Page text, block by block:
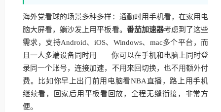
海外党看球的场景多种多样：通勤时用手机看，在家用电
脑大屏看，躺沙发上用平板看。 番茄加速器考虑到了这些
需求，支持Android、iOS、Windows、mac多个平台，而
且一人多端设备同时用——你可以在手机和电脑上同时登
录同一个账号，连接加速，不用来回切换，也不用额外付
费。比如你早上出门前用电脑看NBA直播，路上用手机
继续看，回家后用平板看回放，全程无缝衔接，非常方
便。